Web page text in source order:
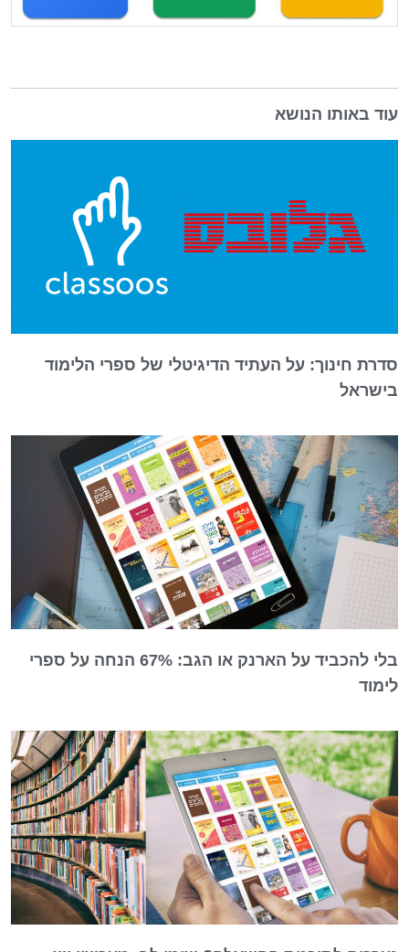
עוד באותו הנושא
סדרת חינוך: על העתיד הדיגיטלי של ספרי הלימוד
בישראל
בלי להכביד על הארנק או הגב: 67% הנחה על ספרי
לימוד